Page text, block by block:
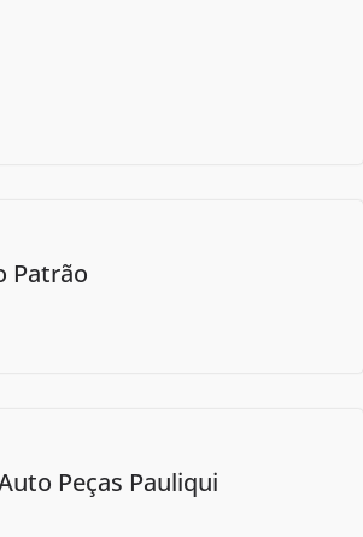
Patrão
Peças Pauliqui